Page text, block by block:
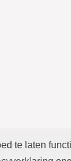
te laten